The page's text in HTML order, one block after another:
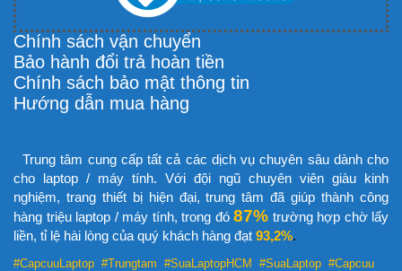
Chính sách vận chuyển
Bảo hành đổi trả hoàn tiền
Chính sách bảo mật thông tin
Hướng dẫn mua hàng
Trung tâm cung cấp tất cả các dịch vụ chuyên sâu dành cho
cho laptop / máy tính. Với đội ngũ chuyên viên giàu kinh
nghiệm, trang thiết bị hiện đại, trung tâm đã giúp thành công
hàng triệu laptop / máy tính, trong đó 87% trường hợp chờ lấy
liền, tỉ lệ hài lòng của quý khách hàng đạt 93,2%.
#CapcuuLaptop #Trungtam #SuaLaptopHCM
#SuaLaptop #Capcuu